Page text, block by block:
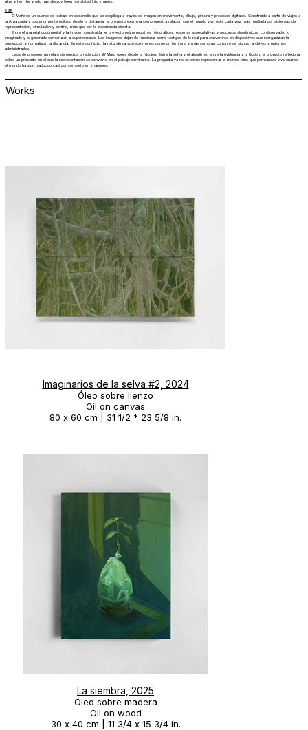
alive when the world has already been translated into images.
ESP
El Matoes un cuerpo de trabajo en desarrollo que se despliega a través de imagen en movimiento, dibujo, pintura y procesos digitales. Construido a partir de viajes a
la Amazonía y posteriormente editado desde la distancia, el proyecto examina cómo nuestra relación con el mundo vivo está cada vez más mediada por sistemas de
representación, simulación y control, más que por la experiencia directa.
Entre el material documental y la imagen construida, el proyecto reúne registros fotográficos, escenas especulativas y procesos algorítmicos. Lo observado, lo
imaginado y lo generado comienzan a superponerse. Las imágenes dejan de funcionar como testigos de lo real para convertirse en dispositivos que reorganizan la
percepción y normalizan la distancia. En este contexto, la naturaleza aparece menos como un territorio y más como un conjunto de signos, archivos y entornos
administrados.
Lejos de proponer un relato de pérdida o redención, El Matoopera desde la fricción. Entre la selva y el algoritmo, entre la evidencia y la ficción, el proyecto reflexiona
sobre un presente en el que la representación se convierte en el paisaje dominante. La pregunta ya no es cómo representar el mundo, sino qué permanece vivo cuando
el mundo ha sido traducido casi por completo en imágenes.
Imaginarios de la selva #2, 2024
Óleo sobre lienzo
Oil on canvas
80 x 60 cm | 31 1/2 * 23 5/8 in.
La siembra, 2025
Óleo sobre madera
Oil on wood
30 x 40 cm | 11 3/4 x 15 3/4 in.
Works